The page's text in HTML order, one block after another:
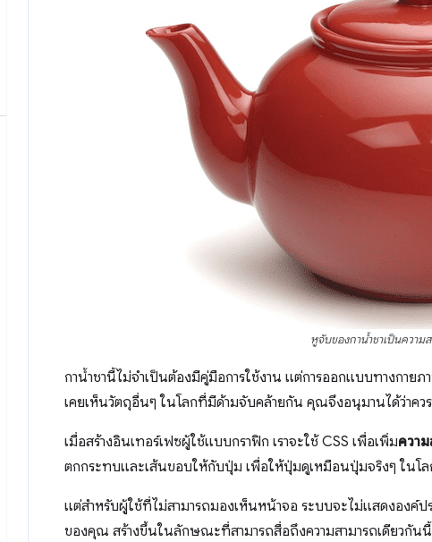
หูจับของกาน้ำชาเป็นความ
กาน้ำชานี้ไม่จำเป็นต้องมีคู่มือการใช้งาน แต่การออกแบบทางกา
เคยเห็นวัตถุอื่นๆ ในโลกที่มีด้ามจับคล้ายกัน คุณจึงอนุมานได้ว่าคว
เมื่อสร้างอินเทอร์เฟซผู้ใช้แบบกราฟิก เราจะใช้ CSS เพื่อเพิ่มควา
ตกกระทบและเส้นขอบให้กับปุ่ม เพื่อให้ปุ่มดูเหมือนปุ่มจริงๆ ในโล
แต่สำหรับผู้ใช้ที่ไม่สามารถมองเห็นหน้าจอ ระบบจะไม่แสดงองค์
ของคุณ สร้างขึ้นในลักษณะที่สามารถสื่อถึงความสามารถเดียวกันนี้